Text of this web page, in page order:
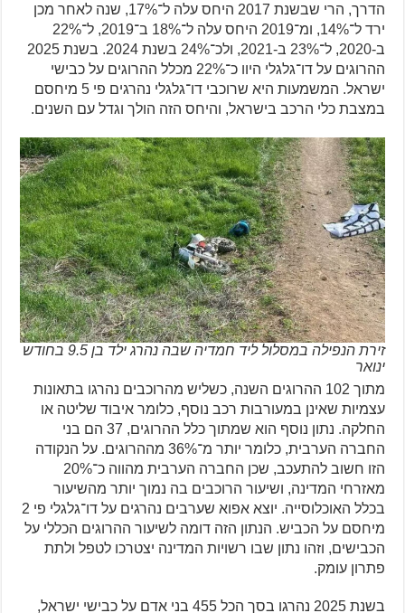
הדרך, הרי שבשנת 2017 היחס עלה ל־17%, שנה לאחר מכן
ירד ל־14%, ומ־2019 היחס עלה ל־18% ב־2019, ל־22%
ב-2020, ל־23% ב-2021, ולכ־24% בשנת 2024. בשנת 2025
ההרוגים על דו־גלגלי היוו כ־22% מכלל ההרוגים על כבישי
ישראל. המשמעות היא שרוכבי דו־גלגלי נהרגים פי 5 מיחסם
במצבת כלי הרכב בישראל, והיחס הזה הולך וגדל עם השנים.
זירת הנפילה במסלול ליד חמדיה שבה נהרג ילד בן 9.5 בחודש
ינואר
מתוך 102 ההרוגים השנה, כשליש מהרוכבים נהרגו בתאונות
עצמיות שאינן במעורבות רכב נוסף, כלומר איבוד שליטה או
החלקה. נתון נוסף הוא שמתוך כלל ההרוגים, 37 הם בני
החברה הערבית, כלומר יותר מ־36% מההרוגים. על הנקודה
הזו חשוב להתעכב, שכן החברה הערבית מהווה כ־20%
מאזרחי המדינה, ושיעור הרוכבים בה נמוך יותר מהשיעור
בכלל האוכלוסייה. יוצא אפוא שערבים נהרגים על דו־גלגלי פי 2
מיחסם על הכביש. הנתון הזה דומה לשיעור ההרוגים הכללי על
הכבישים, וזהו נתון שבו רשויות המדינה יצטרכו לטפל ולתת
פתרון עומק.
בשנת 2025 נהרגו בסך הכל 455 בני אדם על כבישי ישראל,